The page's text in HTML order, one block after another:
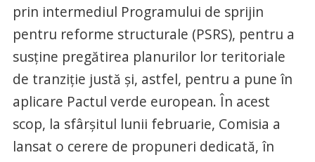
prin intermediul Programului de sprijin
pentru reforme structurale (PSRS), pentru a
susţine pregătirea planurilor lor teritoriale
de tranziţie justă şi, astfel, pentru a pune în
aplicare Pactul verde european. În acest
scop, la sfârşitul lunii februarie, Comisia a
lansat o cerere de propuneri dedicată, în